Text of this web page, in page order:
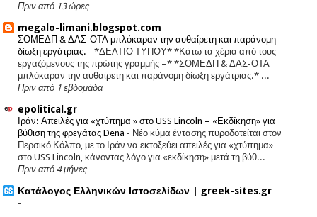
Πριν από 13 ώρες
megalo-limani.blogspot.com
ΣΟΜΕΔΠ & ΔΑΣ-ΟΤΑ μπλόκαραν την αυθαίρετη και παράνομη
δίωξη εργάτριας. -*ΔΕΛΤΙΟ ΤΥΠΟΥ* *Κάτω τα χέρια από τους
εργαζόμενους της πρώτης γραμμής –* *ΣΟΜΕΔΠ & ΔΑΣ-ΟΤΑ
μπλόκαραν την αυθαίρετη και παράνομη δίωξη εργάτριας.* ...
Πριν από 1 εβδομάδα
epolitical.gr
Ιράν: Απειλές για «χτύπημα » στο USS Lincoln – «Εκδίκηση» για
βύθιση της φρεγάτας Dena - Νέο κύμα έντασης πυροδοτείται στον
Περσικό Κόλπο, με το Ιράν να εκτοξεύει απειλές για «χτύπημα»
στο USS Lincoln, κάνοντας λόγο για «εκδίκηση» μετά τη βύθ...
Πριν από 4 μήνες
Κατάλογος Ελληνικών Ιστοσελίδων | greek-sites.gr
-